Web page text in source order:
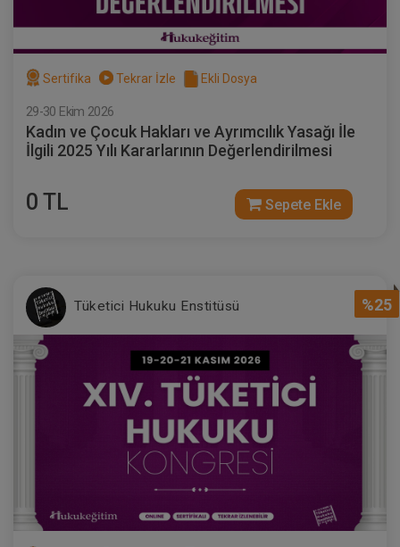
Sertifika Tekrar İzle Ekli Dosya
29-30 Ekim 2026
Kadın ve Çocuk Hakları ve Ayrımcılık Yasağı İle
İlgili 2025 Yılı Kararlarının Değerlendirilmesi
0 TL Sepete Ekle
%25
Tüketici Hukuku Enstitüsü